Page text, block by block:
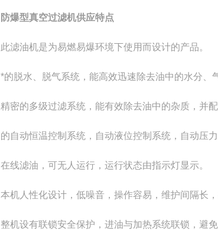
防爆型真空过滤机供应特点
此滤油机是为易燃易爆环境下使用而设计的产品。
*的脱水、脱气系统，能高效迅速除去油中的水分、
精密的多级过滤系统，能有效除去油中的杂质，并
的自动恒温控制系统，自动液位控制系统，自动压
在线滤油，可无人运行，运行状态由指示灯显示。
本机人性化设计，低噪音，操作容易，维护间隔长
整机设有联锁安全保护，进油与加热系统联锁，避